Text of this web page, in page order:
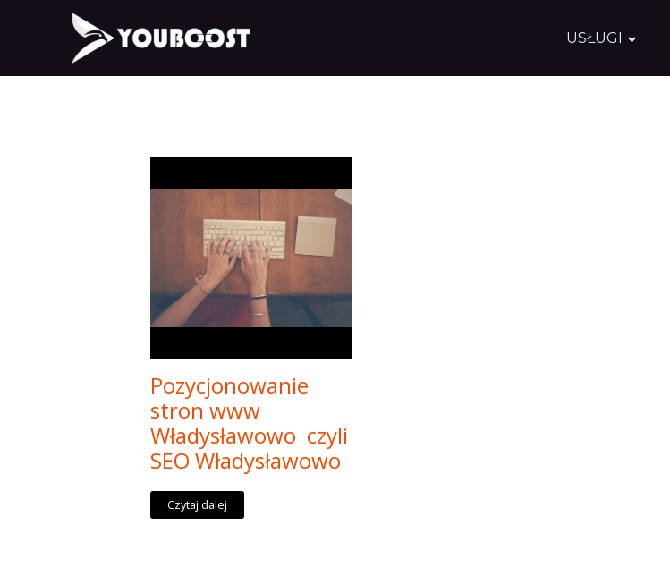
USŁUGI
Pozycjonowanie
stron www
Władysławowo czyli
SEO Władysławowo
Czytaj dalej